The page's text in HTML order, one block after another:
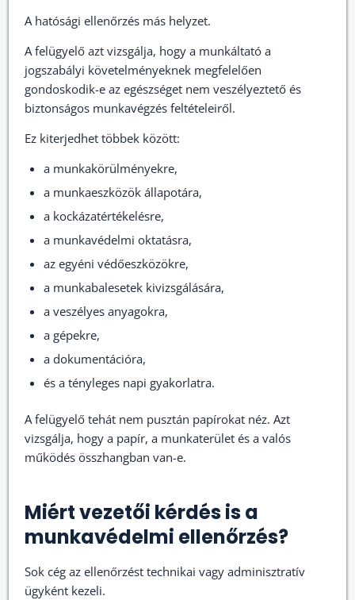
A hatósági ellenőrzés más helyzet.
A felügyelő azt vizsgálja, hogy a munkáltató a
jogszabályi követelményeknek megfelelően
gondoskodik-e az egészséget nem veszélyeztető és
biztonságos munkavégzés feltételeiről.
Ez kiterjedhet többek között:
a munkakörülményekre,
a munkaeszközök állapotára,
a kockázatértékelésre,
a munkavédelmi oktatásra,
az egyéni védőeszközökre,
a munkabalesetek kivizsgálására,
a veszélyes anyagokra,
a gépekre,
a dokumentációra,
és a tényleges napi gyakorlatra.
A felügyelő tehát nem pusztán papírokat néz. Azt
vizsgálja, hogy a papír, a munkaterület és a valós
működés összhangban van-e.
Miért vezetői kérdés is a
munkavédelmi ellenőrzés?
Sok cég az ellenőrzést technikai vagy adminisztratív
ügyként kezeli.